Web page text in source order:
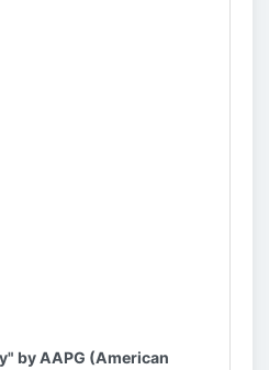
by AAPG (American